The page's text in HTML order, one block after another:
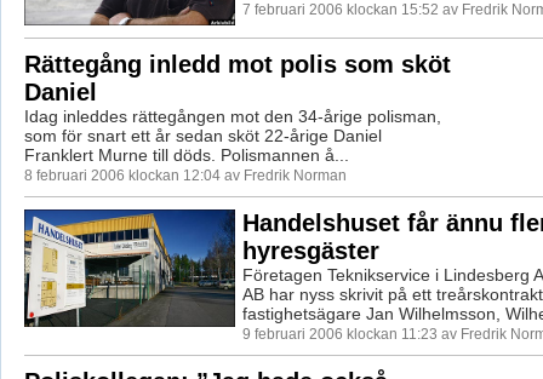
7 februari 2006 klockan 15:52 av Fredrik
Rättegång inledd mot polis som sköt
Daniel
Idag inleddes rättegången mot den 34-årige polisman,
som för snart ett år sedan sköt 22-årige Daniel
Franklert Murne till döds. Polismannen å...
8 februari 2006 klockan 12:04 av Fredrik Norman
Handelshuset får ännu
hyresgäster
Företagen Teknikservice i Lindesberg
AB har nyss skrivit på ett
fastighetsägare Jan Wilhelmsson,
9 februari 2006 klockan 11:23 av Fredrik